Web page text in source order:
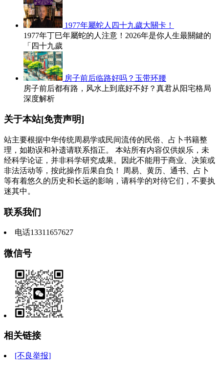
1977年屬蛇人四十九歲大關卡！
1977年丁巳年屬蛇的人注意！2026年是你人生最關鍵的
「四十九歲
房子前后临路好吗？玉带环腰
房子前后都有路，风水上到底好不好？真君从阳宅格局
深度解析
关于本站[免责声明]
站主要根据中华传统周易学或民间流传的民俗、占卜书籍整
理，如勘误和补遗请联系指正。 本站所有内容仅供娱乐，未
经科学论证，并非科学研究成果。因此不能用于商业、决策或
非法活动等，按此操作后果自负！ 周易、黄历、通书、占卜
等有着悠久的历史和长远的影响，请科学的对待它们，不要执
迷其中。
联系我们
电话13311657627
微信号
相关链接
[不良举报]